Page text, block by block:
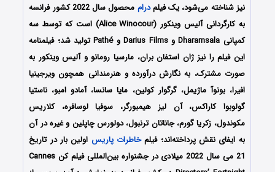
نیز شناخته می‌شود، یک فیلمدرام
محصول سال 2022 کشور فرانسه
به کارگردانی آلیس وینکور (Alice Winocour) است که توسط سه
کمپانی‌ Dharamsala و Darius Films و Pathé تولید شد؛ فیلمنامه
این فیلم را نیز ژان استفان بران، مارسیا رومانو و آلیس وینکور به
صورت مشترک، به نگارش درآورده و هنرمندانی همچون ویرجینیا
افیرا، بونوآ ماژیمل، گرگوار کولین، مایا سانسا، آمادو امبو، ناستیا
گولوبوا کاراکس، آن لیز هیمبورگر، سوفیا لوسافره، کلاریس
مکوندول، زکریا گورم، جاناتان ترنبول، دولورس چاپلین و غیره در آن
به ایفای نقش پرداخته‌اند؛ فیلمخاطرات پاریس اولین بار در تاریخ
21 می سال 2022 میلادی در جشنواره بین‌المللی فیلم کن Cannes